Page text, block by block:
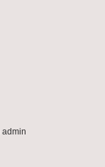
admin